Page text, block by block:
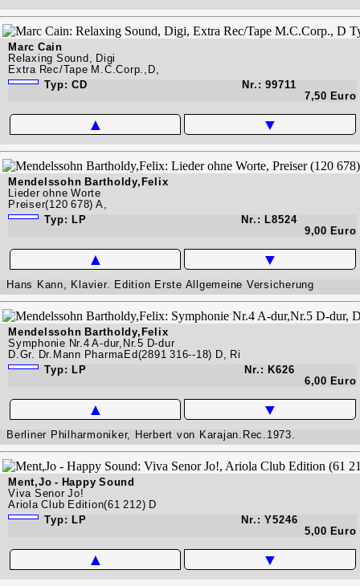
Marc Cain
Relaxing Sound, Digi
Extra Rec/Tape M.C.Corp.,D,
Typ: CD
Nr.: 99711
7,50 Euro
▲ ▼
Mendelssohn Bartholdy,Felix
Lieder ohne Worte
Preiser(120 678) A,
Typ: LP
Nr.: L8524
9,00 Euro
▲ ▼
Hans Kann, Klavier. Edition Erste Allgemeine Versicherung
Mendelssohn Bartholdy,Felix
Symphonie Nr.4 A-dur,Nr.5 D-dur
D.Gr. Dr.Mann PharmaEd(2891 316--18) D, Ri
Typ: LP
Nr.: K626
6,00 Euro
▲ ▼
Berliner Philharmoniker, Herbert von Karajan.Rec.1973.
Ment,Jo - Happy Sound
Viva Senor Jo!
Ariola Club Edition(61 212) D
Typ: LP
Nr.: Y5246
5,00 Euro
▲ ▼